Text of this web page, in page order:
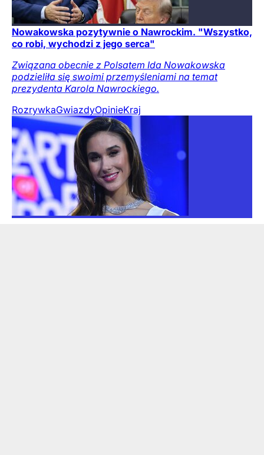
Nowakowska pozytywnie o Nawrockim. "Wszystko,
co robi, wychodzi z jego serca"
Związana obecnie z Polsatem Ida Nowakowska
podzieliła się swoimi przemyśleniami na temat
prezydenta Karola Nawrockiego.
RozrywkaGwiazdyOpinieKraj